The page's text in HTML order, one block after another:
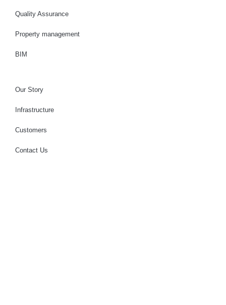
Quality Assurance
Property management
BIM
Our Story
Infrastructure
Customers
Contact Us